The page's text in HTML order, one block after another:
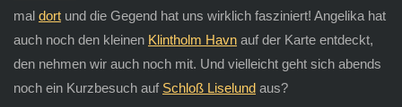
mal dortund die Gegend hat uns wirklich fasziniert! Angelika hat
auch noch den kleinen Klintholm Havnauf der Karte entdeckt,
den nehmen wir auch noch mit. Und vielleicht geht sich abends
noch ein Kurzbesuch auf Schloß Liselundaus?